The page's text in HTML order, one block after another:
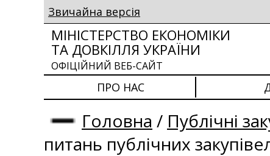
Звичайна версія
МІНІСТЕРСТВО ЕКОНОМІКИ
ТА ДОВКІЛЛЯ УКРАЇНИ
ОФІЦІЙНИЙ ВЕБ-САЙТ
ПРО НАС
Головна / Публічні
питань публічних